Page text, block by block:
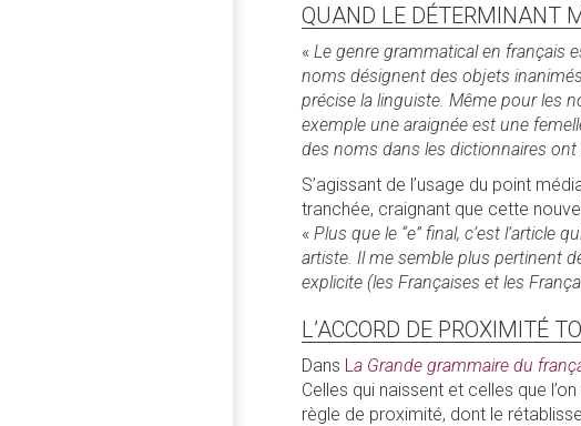
QUAND LE DÉTERMINANT
«Le genre grammatical en français
noms désignent des objets
précise la linguiste. Même pour les
exemple une araignée est une
des noms dans les dictionnaires
S’agissant de l’usage du point
tranchée, craignant que cette
«Plus que le “e” final, c’est
artiste. Il me semble plus pertinent
explicite (les Françaises et les
L’ACCORD DE PROXIMITÉ
Dans La Grande grammaire du
Celles qui naissent et celles que
règle de proximité, dont le